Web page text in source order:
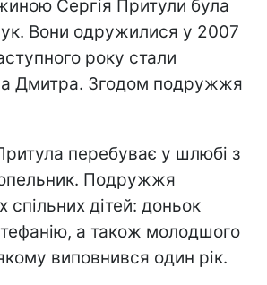
Сергія Притули була
Вони одружилися у 2007
року стали
Дмитра. Згодом подружжя
перебуває у шлюбі з
Подружжя
спільних дітей: доньок
а також молодшого
виповнився один рік.